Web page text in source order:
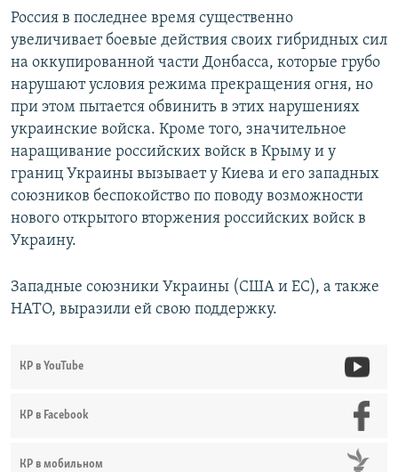
Россия в последнее время существенно
увеличивает боевые действия своих гибридных сил
на оккупированной части Донбасса, которые грубо
нарушают условия режима прекращения огня, но
при этом пытается обвинить в этих нарушениях
украинские войска. Кроме того, значительное
наращивание российских войск в Крыму и у
границ Украины вызывает у Киева и его западных
союзников беспокойство по поводу возможности
нового открытого вторжения российских войск в
Украину.
Западные союзники Украины (США и ЕС), а также
НАТО, выразили ей свою поддержку.
КР в YouTube
КР в Facebook
КР в мобильном